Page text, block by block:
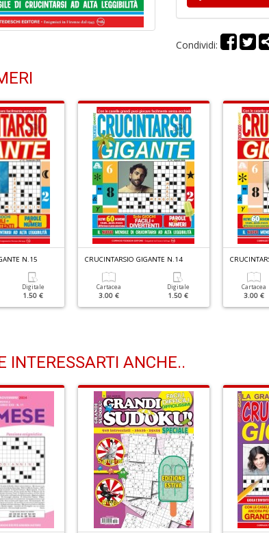
Condividi:
N.15
Digitale
1.50 €
CRUCINTARSIO GIGANTE N.14
Cartacea
3.00 €
Digitale
1.50 €
Cartacea
3.00 €
INTERESSARTI ANCHE..